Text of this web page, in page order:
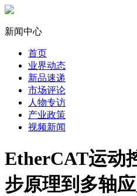
新闻中心
首页
业界动态
新品速递
市场评论
人物专访
产业政策
视频新闻
EtherCAT运动
步原理到多轴